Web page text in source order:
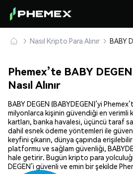
Nasıl Kripto Para Alınır
Phemex’te BABY
Nasıl Alınır
BABY DEGEN (BABYDEGEN)’yi
milyonlarca kişinin güvendiği en verimli
kartları, banka havalesi, üçüncü taraf
dahil esnek ödeme yöntemleri ile
keyfini çıkarın, dünya çapında
platformu ve sağlam güvenliği,
hale getirir. Bugün kripto para
DEGEN’i güvenli ve emin bir şekilde